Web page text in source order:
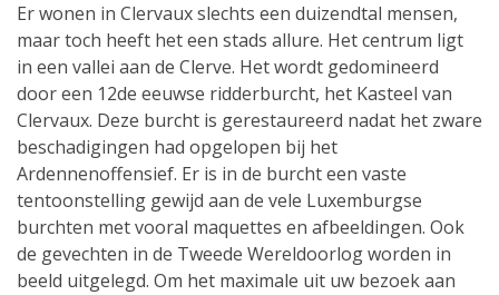
Er wonen in Clervaux slechts een duizendtal mensen,
maar toch heeft het een stads allure. Het centrum ligt
in een vallei aan de Clerve. Het wordt gedomineerd
door een 12de eeuwse ridderburcht, het Kasteel van
Clervaux. Deze burcht is gerestaureerd nadat het zware
beschadigingen had opgelopen bij het
Ardennenoffensief. Er is in de burcht een vaste
tentoonstelling gewijd aan de vele Luxemburgse
burchten met vooral maquettes en afbeeldingen. Ook
de gevechten in de Tweede Wereldoorlog worden in
beeld uitgelegd. Om het maximale uit uw bezoek aan